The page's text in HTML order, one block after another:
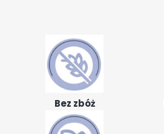
Bez zbóż